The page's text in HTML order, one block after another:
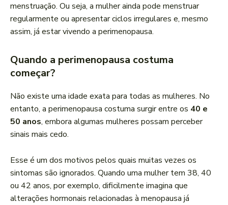
menstruação. Ou seja, a mulher ainda pode menstruar
regularmente ou apresentar ciclos irregulares e, mesmo
assim, já estar vivendo a perimenopausa.
Quando a perimenopausa costuma
começar?
Não existe uma idade exata para todas as mulheres. No
entanto, a perimenopausa costuma surgir entre os 40 e
50 anos, embora algumas mulheres possam perceber
sinais mais cedo.
Esse é um dos motivos pelos quais muitas vezes os
sintomas são ignorados. Quando uma mulher tem 38, 40
ou 42 anos, por exemplo, dificilmente imagina que
alterações hormonais relacionadas à menopausa já